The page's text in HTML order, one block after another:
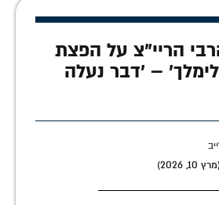
הריי"צ על הפצת
– 'דבר נעלה